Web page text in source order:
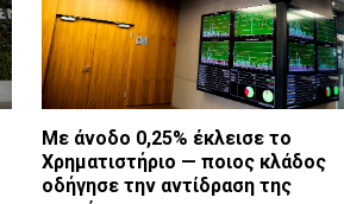
Με άνοδο 0,25% έκλεισε το
Χρηματιστήριο — ποιος κλάδος
οδήγησε την αντίδραση της